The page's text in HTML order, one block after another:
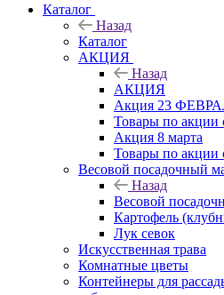
Каталог
Назад
Каталог
АКЦИЯ
Назад
АКЦИЯ
Акция 23
Товары по акции
Акция 8 марта
Товары по акции
Весовой посадочный
Назад
Весовой
Картофель
Лук севок
Искусственная трава
Комнатные цветы
Контейнеры для